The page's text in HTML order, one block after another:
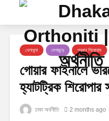
খেলাধুলা দেশজুড়ে প্রধান শিরোনাম
গোয়ার ফাইনালে
হ্যাটট্রিক শিরোপার
ঢাকা অর্থনীতি 2 months ago